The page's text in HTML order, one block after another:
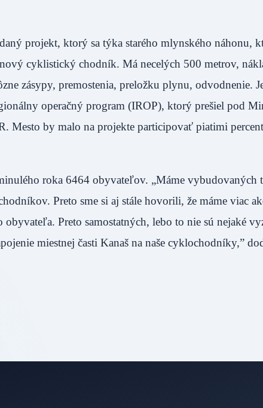
projekt, ktorý sa týka starého mlynského náhonu,
cyklistický chodník. Má necelých 500 metrov,
zásypy, premostenia, preložku plynu, odvodnenie.
operačný program (IROP), ktorý prešiel pod
Mesto by malo na projekte participovať piatimi
roka 6464 obyvateľov. „Máme vybudovaných
Preto sme si aj stále hovorili, že máme viac
Preto samostatných, lebo to nie sú nejaké
miestnej časti Kanaš na naše cyklochodníky,”